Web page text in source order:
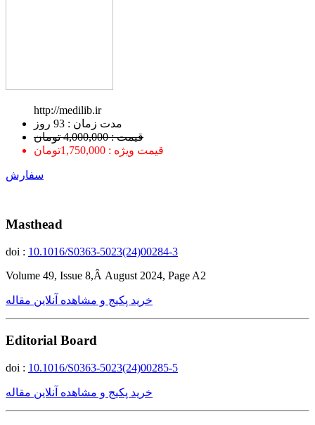
http://medilib.ir
ﻣﺪﺕ ﺯﻣﺎﻥ : 93 ﺭﻭﺯ
قیمت : 4,000,000 تومان
قیمت ویژه : 1,750,000تومان
سفارش
Masthead
doi : 10.1016/S0363-5023(24)00284-3
Volume 49, Issue 8,Â August 2024, Page A2
خرید پکیج و مشاهده آنلاین مقاله
Editorial Board
doi : 10.1016/S0363-5023(24)00285-5
خرید پکیج و مشاهده آنلاین مقاله